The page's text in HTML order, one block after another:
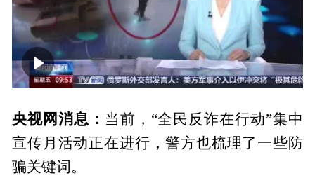
00:00 02:24
央视网消息： 当前，“全民反诈在行动”集中
宣传月活动正在进行，警方也梳理了一些防
骗关键词。